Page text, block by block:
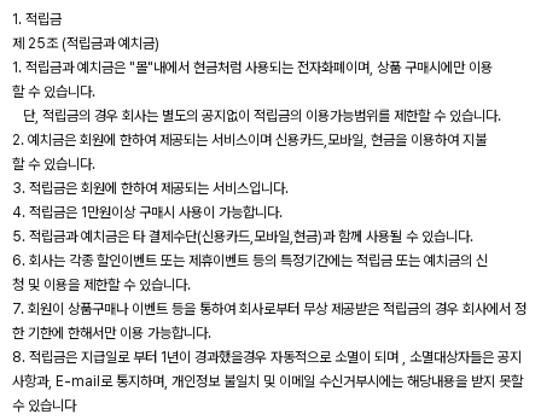
1. 적립금
제 25조 (적립금과 예치금)
1. 적립금과 예치금은 "몰"내에서 현금처럼 사용되는 전자화폐이며, 상품 구매시에만 이용
할 수 있습니다.
단, 적립금의 경우 회사는 별도의 공지없이 적립금의 이용가능범위를 제한할 수 있습니다.
2. 예치금은 회원에 한하여 제공되는 서비스이며 신용카드,모바일, 현금을 이용하여 지불
할 수 있습니다.
3. 적립금은 회원에 한하여 제공되는 서비스입니다.
4. 적립금은 1만원이상 구매시 사용이 가능합니다.
5. 적립금과 예치금은 타 결제수단(신용카드,모바일,현금)과 함께 사용될 수 있습니다.
6. 회사는 각종 할인이벤트 또는 제휴이벤트 등의 특정기간에는 적립금 또는 예치금의 신
청 및 이용을 제한할 수 있습니다.
7. 회원이 상품구매나 이벤트 등을 통하여 회사로부터 무상 제공받은 적립금의 경우 회사에서 정
한 기한에 한해서만 이용 가능합니다.
8. 적립금은 지급일로 부터 1년이 경과했을경우 자동적으로 소멸이 되며 , 소멸대상자들은 공지
사항과, E-mail로 통지하며, 개인정보 불일치 및 이메일 수신거부시에는 해당내용을 받지 못할
수 있습니다